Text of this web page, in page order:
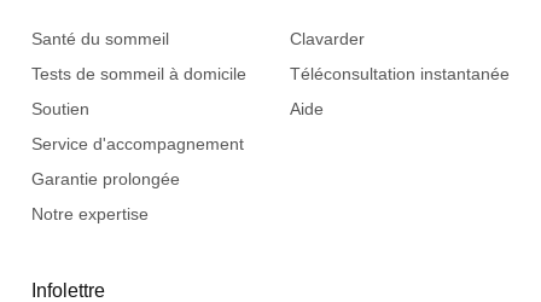
Santé du sommeil
Tests de sommeil à domicile
Soutien
Service d'accompagnement
Garantie prolongée
Notre expertise
Clavarder
Téléconsultation instantanée
Aide
Infolettre